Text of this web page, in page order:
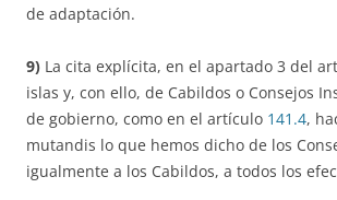
de adaptación.
9) La cita explícita, en el apartado 3 del
islas y, con ello, de Cabildos o Consejos
de gobierno, como en el artículo 141.4,
mutandis lo que hemos dicho de los
igualmente a los Cabildos, a todos los